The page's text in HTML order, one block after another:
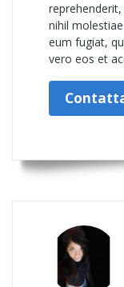
nihil
eum fugiat,
vero eos et